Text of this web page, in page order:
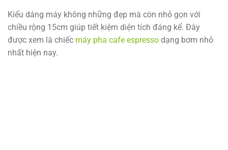
Kiểu dáng máy không những đẹp mà còn nhỏ gọn với
chiều rộng 15cm giúp tiết kiệm diện tích đáng kể. Đây
được xem là chiếc máy pha cafe espresso dạng bơm nhỏ
nhất hiện nay.